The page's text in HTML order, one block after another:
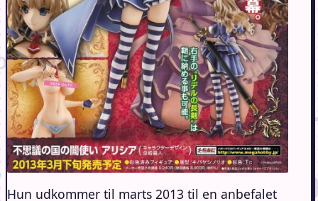
Hun udkommer til marts 2013 til en anbefalet